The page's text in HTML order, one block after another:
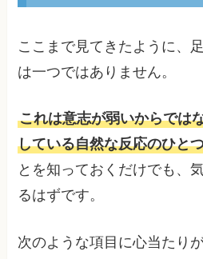
ここまで見てきたように、
は一つではありません。
これは意志が弱いからでは
している自然な反応のひと
とを知っておくだけでも、
るはずです。
次のような項目に心当たり